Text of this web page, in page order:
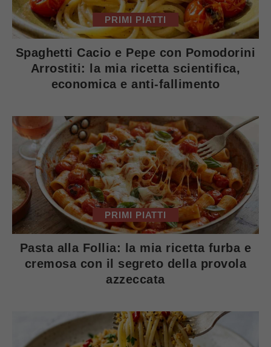
PRIMI PIATTI
Spaghetti Cacio e Pepe con Pomodorini
Arrostiti: la mia ricetta scientifica,
economica e anti-fallimento
PRIMI PIATTI
Pasta alla Follia: la mia ricetta furba e
cremosa con il segreto della provola
azzeccata